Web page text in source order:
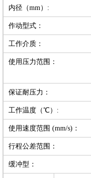
内径（mm）:
作动型式：
工作介质：
使用压力范围：
保证耐压力：
工作温度（℃）:
使用速度范围 (mm/s)：
行程公差范围：
缓冲型：